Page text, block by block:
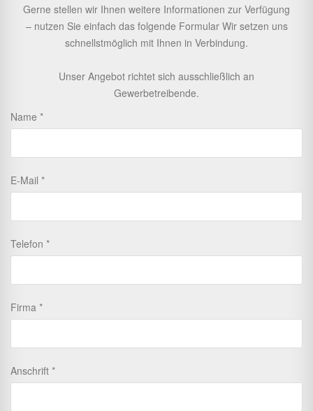
Gerne stellen wir Ihnen weitere Informationen zur Verfügung
– nutzen Sie einfach das folgende Formular Wir setzen uns
schnellstmöglich mit Ihnen in Verbindung.
Unser Angebot richtet sich ausschließlich an
Gewerbetreibende.
Name
E-Mail
Telefon
Firma
Anschrift